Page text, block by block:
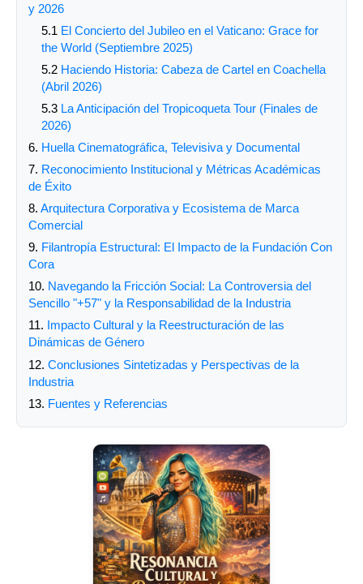
y 2026
5.1 El Concierto del Jubileo en el Vaticano: Grace for
the World (Septiembre 2025)
5.2 Haciendo Historia: Cabeza de Cartel en Coachella
(Abril 2026)
5.3 La Anticipación del Tropicoqueta Tour (Finales de
2026)
6. Huella Cinematográfica, Televisiva y Documental
7. Reconocimiento Institucional y Métricas Académicas
de Éxito
8. Arquitectura Corporativa y Ecosistema de Marca
Comercial
9. Filantropía Estructural: El Impacto de la Fundación Con
Cora
10. Navegando la Fricción Social: La Controversia del
Sencillo "+57" y la Responsabilidad de la Industria
11. Impacto Cultural y la Reestructuración de las
Dinámicas de Género
12. Conclusiones Sintetizadas y Perspectivas de la
Industria
13. Fuentes y Referencias